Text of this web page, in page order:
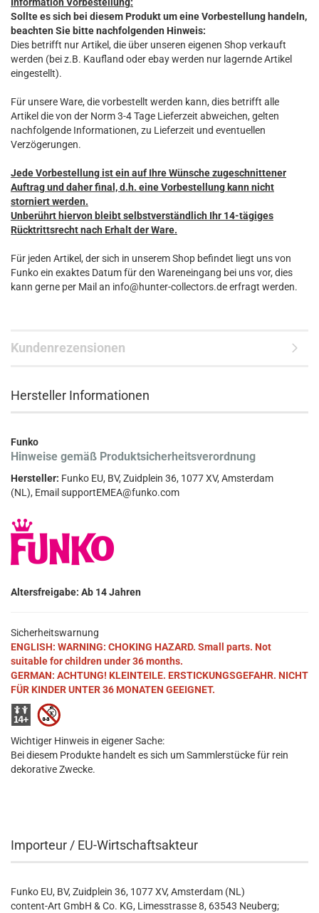
Information Vorbestellung:
Sollte es sich bei diesem Produkt um eine Vorbestellung handeln,
beachten Sie bitte nachfolgenden Hinweis:
Dies betrifft nur Artikel, die über unseren eigenen Shop verkauft
werden (bei z.B. Kaufland oder ebay werden nur lagernde Artikel
eingestellt).
Für unsere Ware, die vorbestellt werden kann, dies betrifft alle
Artikel die von der Norm 3-4 Tage Lieferzeit abweichen, gelten
nachfolgende Informationen, zu Lieferzeit und eventuellen
Verzögerungen.
Jede Vorbestellung ist ein auf Ihre Wünsche zugeschnittener
Auftrag und daher final, d.h. eine Vorbestellung kann nicht
storniert werden.
Unberührt hiervon bleibt selbstverständlich Ihr 14-tägiges
Rücktrittsrecht nach Erhalt der Ware.
Für jeden Artikel, der sich in unserem Shop befindet liegt uns von
Funko ein exaktes Datum für den Wareneingang bei uns vor, dies
kann gerne per Mail an info@hunter-collectors.de erfragt werden.
Kundenrezensionen
Hersteller Informationen
Funko
Hinweise gemäß Produktsicherheitsverordnung
Hersteller: Funko EU, BV, Zuidplein 36, 1077 XV, Amsterdam
(NL), Email supportEMEA@funko.com
Altersfreigabe: Ab 14 Jahren
Sicherheitswarnung
ENGLISH: WARNING: CHOKING HAZARD. Small parts. Not
suitable for children under 36 months.
GERMAN: ACHTUNG! KLEINTEILE. ERSTICKUNGSGEFAHR. NICHT
FÜR KINDER UNTER 36 MONATEN GEEIGNET.
Wichtiger Hinweis in eigener Sache:
Bei diesem Produkte handelt es sich um Sammlerstücke für rein
dekorative Zwecke.
Importeur / EU-Wirtschaftsakteur
Funko EU, BV, Zuidplein 36, 1077 XV, Amsterdam (NL)
content-Art GmbH & Co. KG, Limesstrasse 8, 63543 Neuberg;